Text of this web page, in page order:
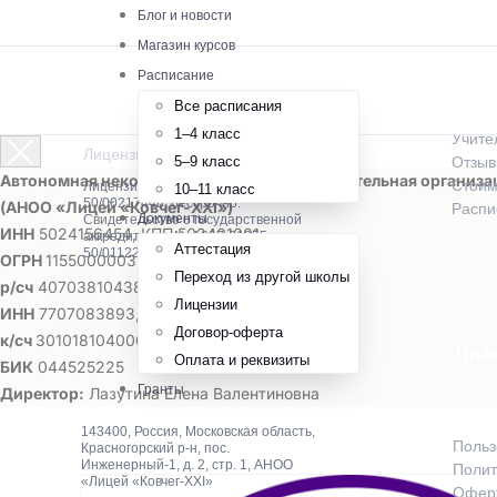
Блог и новости
Магазин курсов
Расписание
Все расписания
1–4 класс
5–9 класс
10–11 класс
Документы
Аттестация
Переход из другой школы
Лицензии
Договор-оферта
Оплата и реквизиты
Гранты
Автономная некоммерческая общеобразовательная
(АНОО «Лицей «Ковчег-ХХI»)
ИНН 5024156454, КПП 502401001
ОГРН1155000003201, ОКПО39838624
р/сч 40703810438000015003 в ПАО Сбербанк
ИНН 7707083893, КПП 775001001
к/сч 30101810400000000225
БИК 044525225
Директор: Лазутина Елена Валентиновна
143400, Россия, Московская область,
Красногорский р-н, пос.
Инженерный-1, д. 2, стр. 1, АНОО
«Лицей «Ковчег-XXI»
Лицензированная онлайн-школа
Лицензия № Л035-01255-
50/00217448, бессрочно.
Свидетельство о государственной
аккредитации № А007-01255-
50/01122852